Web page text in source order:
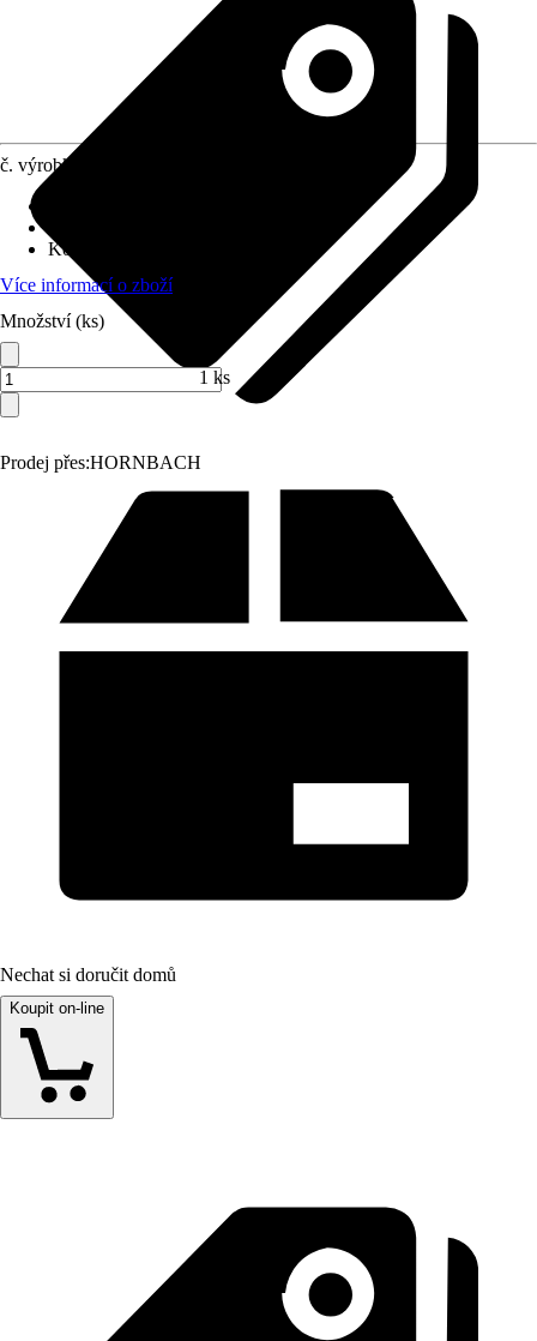
Prodej přes:HORNBACH
č. výrobku
Kód výrobku
Více informací o zboží
Množství (ks)
1 ks
Nechat si doručit domů
Koupit on-line